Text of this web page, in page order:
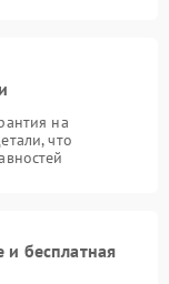
на
что
и бесплатная